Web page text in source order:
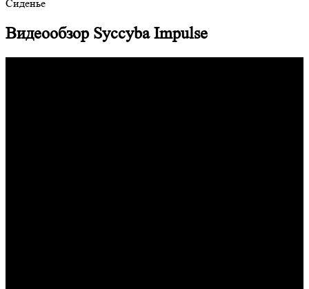
Сиденье
Видеообзор Syccyba Impulse